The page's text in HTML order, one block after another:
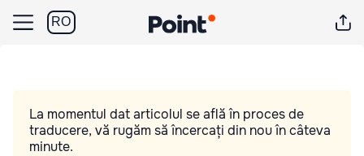
RO
La momentul dat articolul se află în proces de
traducere, vă rugăm să încercați din nou în câteva
minute.